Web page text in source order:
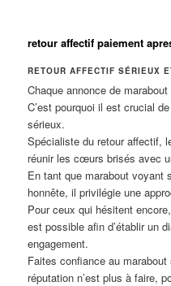
retour affectif paiement
RETOUR AFFECTIF SÉRIEUX
Chaque annonce de
C’est pourquoi il est crucial
sérieux.
Spécialiste du retour affectif,
réunir les cœurs brisés avec
En tant que marabout voyant
honnête, il privilégie une
Pour ceux qui hésitent
est possible afin d’établir un
engagement.
Faites confiance au
réputation n’est plus à faire,